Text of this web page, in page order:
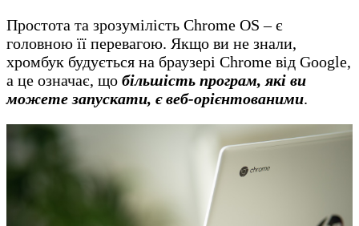
Простота та зрозумілість Chrome OS – є
головною її перевагою. Якщо ви не знали,
хромбук будується на браузері Chrome від Google,
а це означає, що більшість програм, які ви
можете запускати, є веб-орієнтованими.